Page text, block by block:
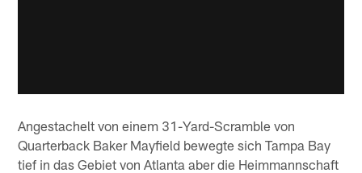
Angestachelt von einem 31-Yard-Scramble von
Quarterback Baker Mayfield bewegte sich Tampa Bay
tief in das Gebiet von Atlanta aber die Heimmannschaft